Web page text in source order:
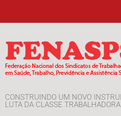
CONSTRUINDO UM NOVO
LUTA DA CLASSE TRABALHADORA